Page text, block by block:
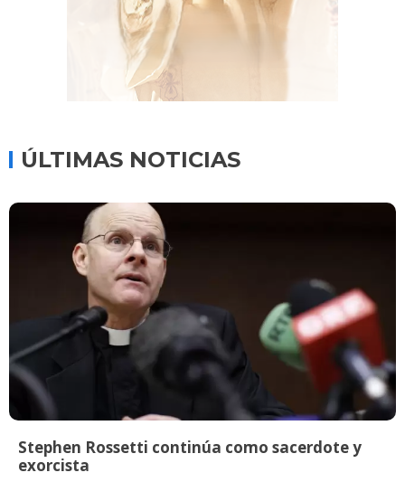
ÚLTIMAS NOTICIAS
Stephen Rossetti continúa como sacerdote y
exorcista